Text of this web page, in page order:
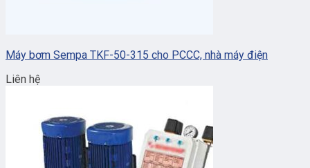
Máy bơm Sempa TKF-50-315 cho PCCC, nhà máy điện
Liên hệ